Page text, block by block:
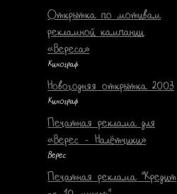
Открытка по мотивам
рекламной кампании
«Вереса»
Кинограф
Новогодняя открытка 2003
Кинограф
Печатная реклама для
«Верес - Налётчики»
Верес
Печатная реклама "Кредит